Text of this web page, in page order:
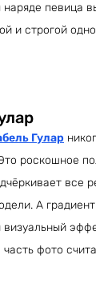
певица
и строгой
Гулар
роскошное
все
А
визуальный
фото